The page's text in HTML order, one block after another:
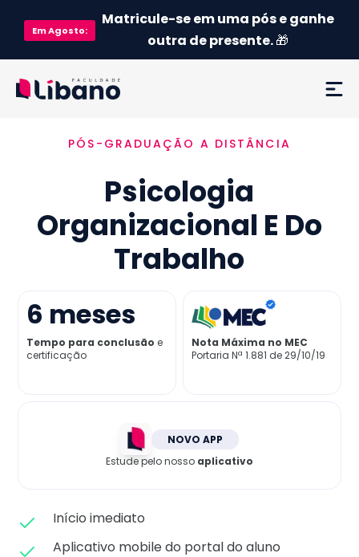
EmAgosto:
Matricule-se em uma pós e ganhe
outra de presente.🎁
Ementa
Como funciona
Credenciamento MEC
Já sou aluno
PÓS-GRADUAÇÃO A DISTÂNCIA
Psicologia
Organizacional E Do
Trabalho
6 meses
Tempo para conclusão e
certificação
Nota Máxima no MEC
Portaria Nª 1.881 de 29/10/19
NOVO APP
Estude pelo nosso aplicativo
Início imediato
Aplicativo mobile do portal do aluno